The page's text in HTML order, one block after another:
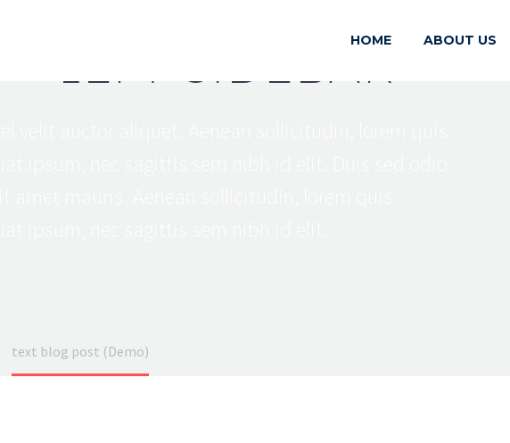
HOME ABOUT US
+ LEFT SIDEBAR
text blog post (Demo)